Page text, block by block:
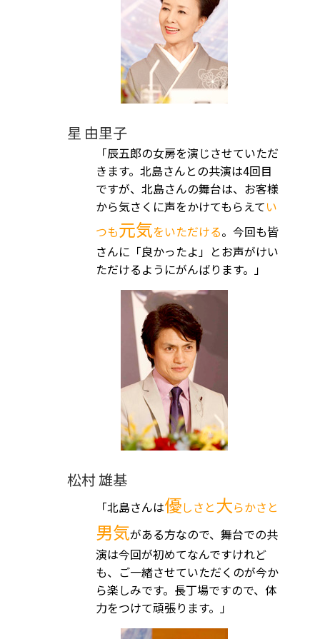
星 由里子
「辰五郎の女房を演じさせていただ
きます。北島さんとの共演は4回目
ですが、北島さんの舞台は、お客様
から気さくに声をかけてもらえてい
つも元気をいただける。今回も皆
さんに「良かったよ」とお声がけい
ただけるようにがんばります。」
松村 雄基
「北島さんは優しさと大らかさと
男気がある方なので、舞台での共
演は今回が初めてなんですけれど
も、ご一緒させていただくのが今か
ら楽しみです。長丁場ですので、体
力をつけて頑張ります。」